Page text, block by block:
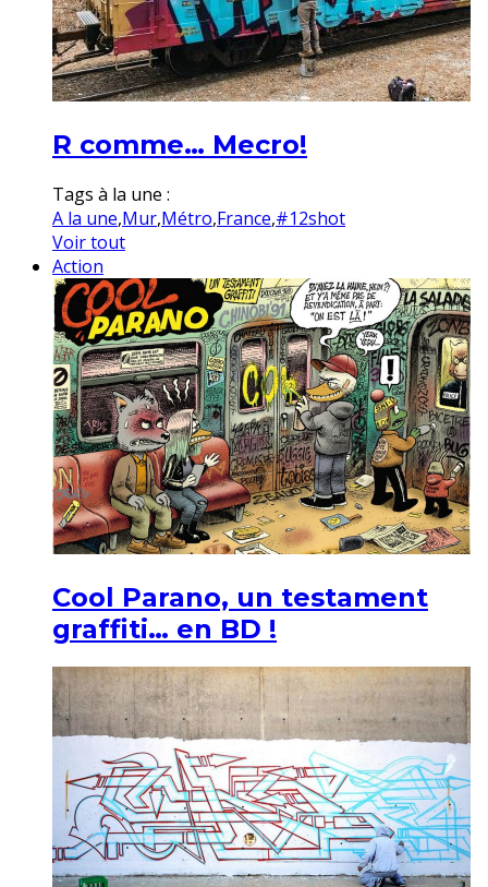
R comme… Mecro!
Tags à la une :
A la une,Mur,Métro,France,#12shot
Voir tout
Action
Cool Parano, un testament
graffiti… en BD !